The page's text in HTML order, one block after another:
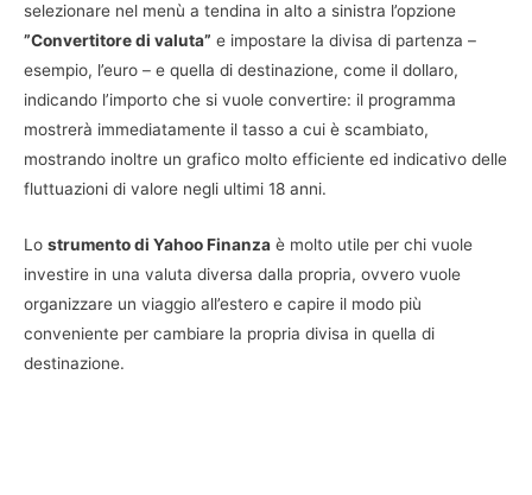
selezionare nel menù a tendina in alto a sinistra l’opzione
”Convertitore di valuta” e impostare la divisa di partenza –
esempio, l’euro – e quella di destinazione, come il dollaro,
indicando l’importo che si vuole convertire: il programma
mostrerà immediatamente il tasso a cui è scambiato,
mostrando inoltre un grafico molto efficiente ed indicativo delle
fluttuazioni di valore negli ultimi 18 anni.
Lo strumento di Yahoo Finanza è molto utile per chi vuole
investire in una valuta diversa dalla propria, ovvero vuole
organizzare un viaggio all’estero e capire il modo più
conveniente per cambiare la propria divisa in quella di
destinazione.